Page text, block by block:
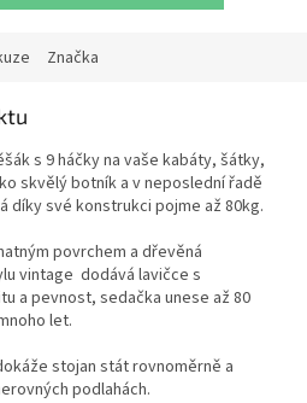
Značka
s 9 háčky na vaše kabáty, šátky,
skvělý botník a v neposlední řadě
díky své konstrukci pojme až 80kg.
povrchem a dřevěná
vintage dodává lavičce s
a pevnost, sedačka unese až 80
let.
stojan stát rovnoměrně a
podlahách.